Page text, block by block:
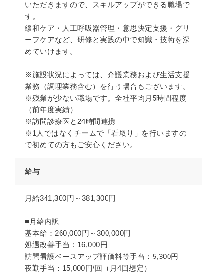
いただきますので、スキルアップができる職場で
す。
緩和ケア・人工呼吸器管理・意思決定支援・グリ
ーフケアなど、研修と実践の中で知識・技術を深
めていけます。
※施設状況によっては、介護業務および生活支援
業務（調理業務含む）を行う場合もございます。
※残業が少ない職場です。全社平均月5時間程度
（前年度実績）
※訪問診療医と24時間連携
※1人ではなくチームで「看取り」を行いますの
で初めての方もご安心ください。
給与
月給341,300円～381,300円
■月給内訳
基本給：260,000円～300,000円
処遇改善手当：16,000円
訪問看護ベースアップ評価料等手当：5,300円
夜勤手当：15,000円/回（月4回想定）